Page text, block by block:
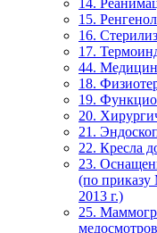
14.
15.
16.
17.
44.
18.
19.
20.
21.
22. Кресла
23.
(по
2013 г.)
25.
медосмотров